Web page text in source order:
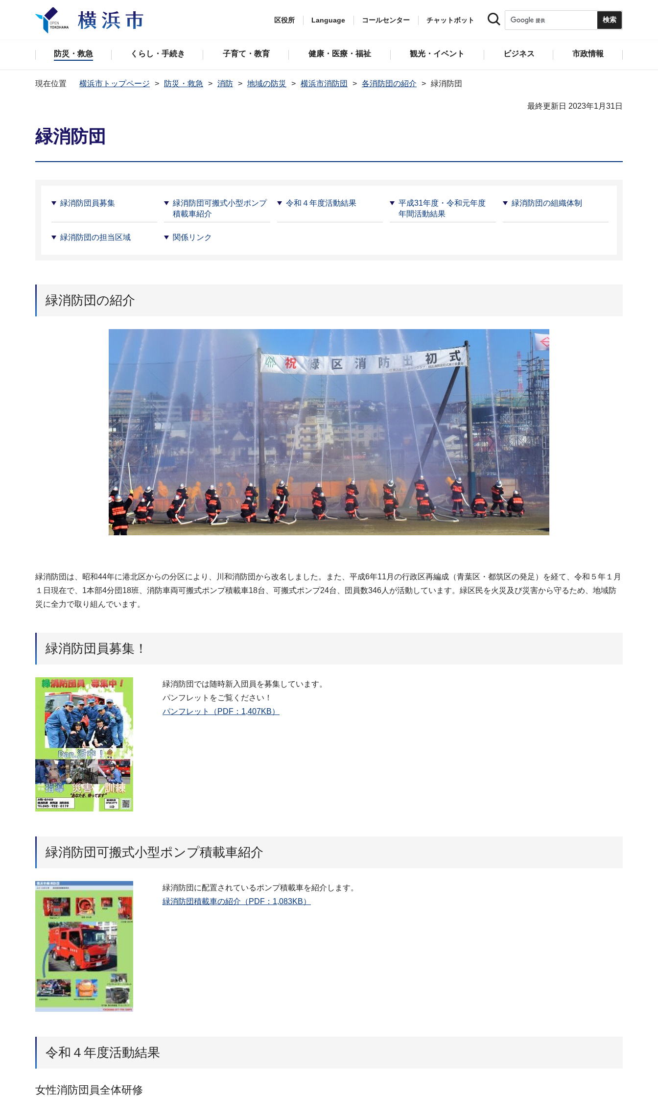
区役所 Language コールセンター チャットボット
防災・救急 くらし・手続き 子育て・教育 健康・医療・福祉 観光・イベント ビジネス 市政情報
現在位置 横浜市トップページ 防災・救急 消防 地域の防災 横浜市消防団 各消防団の紹介 緑消防団
最終更新日 2023年1月31日
緑消防団
緑消防団員募集
緑消防団可搬式小型ポンプ
積載車紹介
令和４年度活動結果
平成31年度・令和元年度
年間活動結果
緑消防団の組織体制
緑消防団の担当区域 関係リンク
緑消防団の紹介
緑消防団は、昭和44年に港北区からの分区により、川和消防団から改名しました。また、平成6年11月の行政区再編成（青葉区・都筑区の発足）を経て、令和５年１月
１日現在で、1本部4分団18班、消防車両可搬式ポンプ積載車18台、可搬式ポンプ24台、団員数346人が活動しています。緑区民を火災及び災害から守るため、地域防
災に全力で取り組んでいます。
緑消防団員募集！
緑消防団では随時新入団員を募集しています。
パンフレットをご覧ください！
パンフレット（PDF：1,407KB）
緑消防団可搬式小型ポンプ積載車紹介
緑消防団に配置されているポンプ積載車を紹介します。
緑消防団積載車の紹介（PDF：1,083KB）
令和４年度活動結果
女性消防団員全体研修